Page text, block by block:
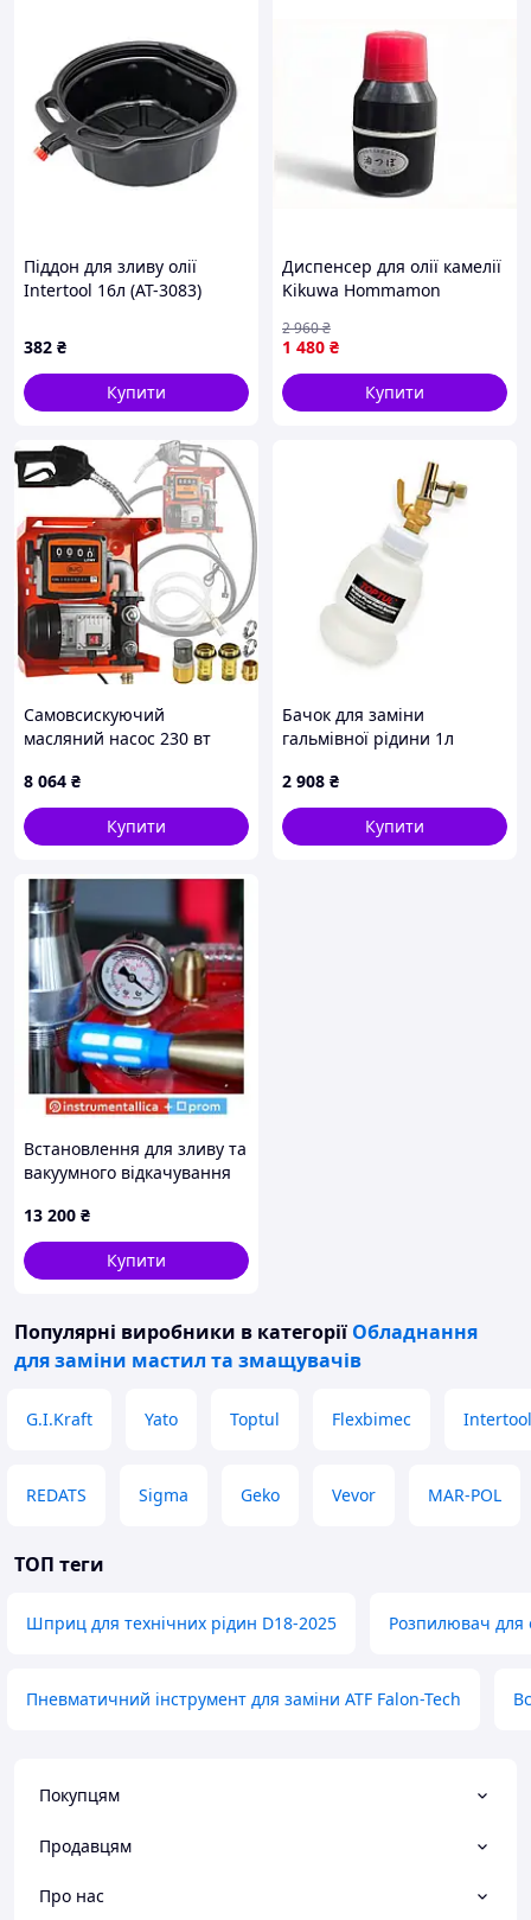
Піддон для зливу олії
Intertool 16л (AT-3083)
382 ₴
Купити
Диспенсер для олії камелії
Kikuwa Hommamon
інструментами інгібітор
корозії
1 480 ₴
2 960₴
Купити
Самовсискуючий
масляний насос 230 вт
8 064 ₴
Купити
Бачок для заміни
гальмівної рідини 1л
2 908 ₴
Купити
Встановлення для зливу та
вакуумного відкачування
л EOC70 Launch
13 200 ₴
Купити
Популярні виробники в категорії Обладнання
для заміни мастил та змащувачів
G.I.Kraft Yato Toptul Flexbimec Intertool
REDATS Sigma Geko Vevor MAR-POL
ТОП теги
Шприц для технічних рідин D18-2025 Розпилювач для
Пневматичний інструмент для заміни ATF Falon-Tech
Покупцям
Продавцям
Про нас